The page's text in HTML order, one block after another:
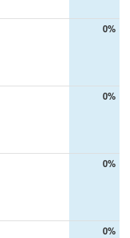
0%
0%
0%
0%